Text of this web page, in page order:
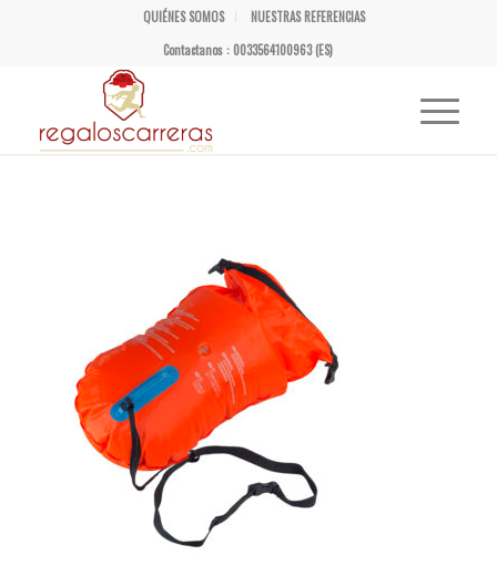
QUIÉNES SOMOS
NUESTRAS REFERENCIAS
Contactanos : 0033564100963 (ES)